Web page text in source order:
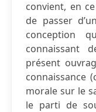
convient, en
de passer
conception
connaissant
présent
connaissance
morale sur le
le parti de